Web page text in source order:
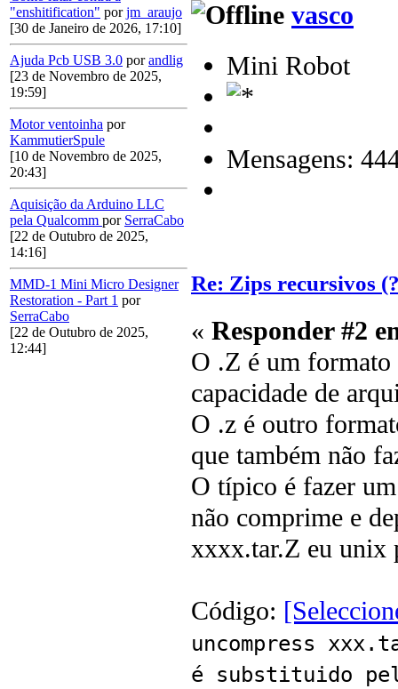
"enshitification" porjm_araujo
[30 de Janeiro de 2026, 17:10]
Ajuda Pcb USB 3.0 porandlig
[23 de Novembro de 2025,
19:59]
Motor ventoinha por
KammutierSpule
[10 de Novembro de 2025,
20:43]
Aquisição da Arduino LLC
pela Qualcomm por SerraCabo
[22 de Outubro de 2025,
14:16]
MMD-1 Mini Micro Designer
Restoration - Part 1 por
SerraCabo
[22 de Outubro de 2025,
12:44]
vasco
Mini Robot
Mensagens:
Re: Zips recursivos
« Responder #2
O .Z é um formato
capacidade de
O .z é outro
que também não
O típico é fazer
não comprime e
xxxx.tar.Z eu unix
Código:
uncompress
é substituido